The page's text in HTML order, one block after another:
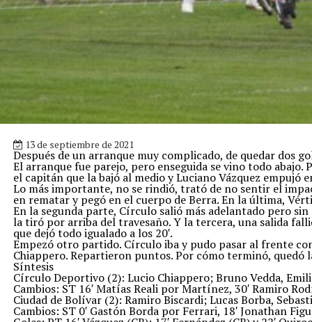
13 de septiembre de 2021
Después de un arranque muy complicado, de quedar dos
El arranque fue parejo, pero enseguida se vino todo
el capitán que la bajó al medio y Luciano Vázquez
Lo más importante, no se rindió, trató de no sentir el
en rematar y pegó en el cuerpo de Berra. En la última,
En la segunda parte, Círculo salió más adelantado pero
la tiró por arriba del travesaño. Y la tercera, una salida
que dejó todo igualado a los 20′.
Empezó otro partido. Círculo iba y pudo pasar al frente
Chiappero. Repartieron puntos. Por cómo terminó, quedó
Síntesis
Círculo Deportivo (2): Lucio Chiappero; Bruno Vedda,
Cambios: ST 16′ Matías Reali por Martínez, 30′ Ramiro
Ciudad de Bolívar (2): Ramiro Biscardi; Lucas Borba,
Cambios: ST 0′ Gastón Borda por Ferrari, 18′ Jonathan